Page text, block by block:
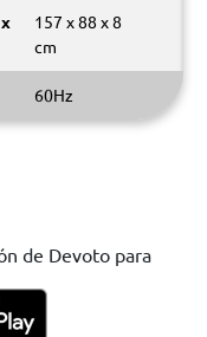
157 x 88 x 8
cm
60Hz
de Devoto para